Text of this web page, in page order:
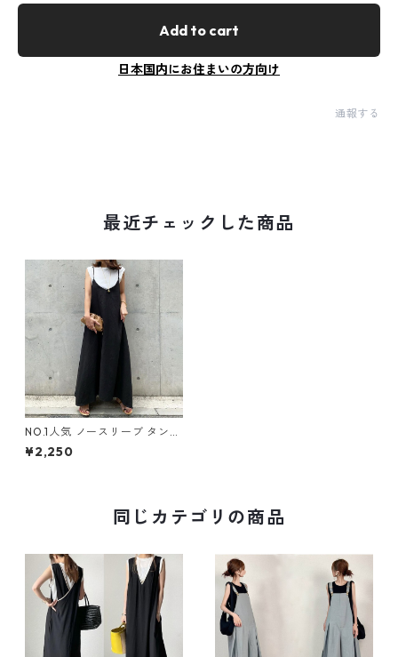
Add to cart
日本国内にお住まいの方向け
通報する
最近チェックした商品
NO.1人気 ノースリーブ タンク
トップ キャミワンピース m-7
41
¥2,250
同じカテゴリの商品